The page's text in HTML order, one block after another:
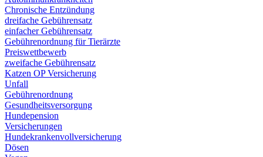
Chronische Entzündung
dreifache Gebührensatz
einfacher Gebührensatz
Gebührenordnung für Tierärzte
Preiswettbewerb
zweifache Gebührensatz
Katzen OP Versicherung
Unfall
Gebührenordnung
Gesundheitsversorgung
Hundepension
Versicherungen
Hundekrankenvollversicherung
Dösen